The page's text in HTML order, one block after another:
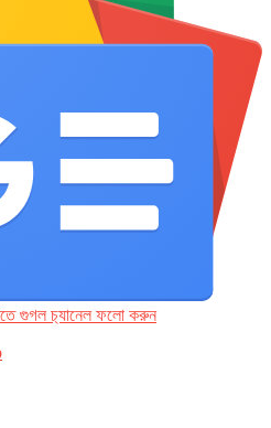
গুগল চ‌্যানেল ফলো করুন